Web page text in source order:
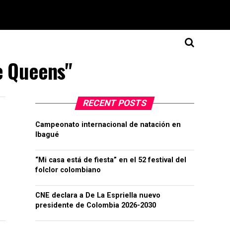
RECENT POSTS
Campeonato internacional de natación en
Ibagué
“Mi casa está de fiesta” en el 52 festival del
folclor colombiano
CNE declara a De La Espriella nuevo
presidente de Colombia 2026-2030